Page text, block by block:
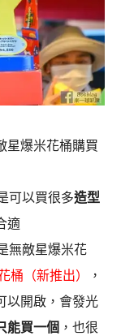
星爆米花桶購買
可以買很多造型
適
無敵星爆米花
桶（新推出）
，
以開啟，會發光
能買一個 ，也很